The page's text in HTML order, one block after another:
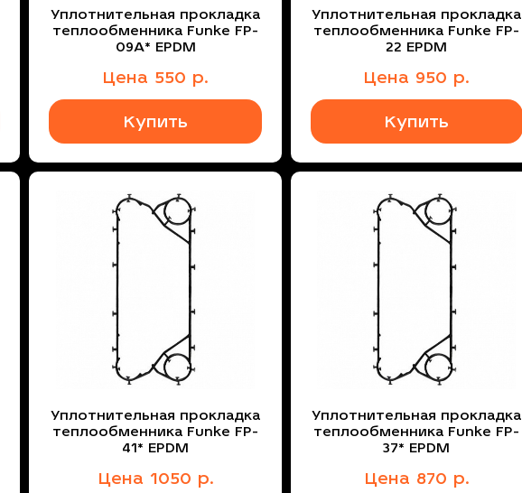
Уплотнительная прокладка
теплообменника Funke FP-
09A* EPDM
Цена 550 р.
Купить
Уплотнительная прокладка
теплообменника Funke FP-
22 EPDM
Цена 950 р.
Купить
Уплотнительная прокладка
теплообменника Funke FP-
41* EPDM
Цена 1050 р.
Уплотнительная прокладка
теплообменника Funke FP-
37* EPDM
Цена 870 р.